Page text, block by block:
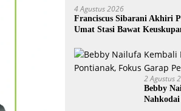
4 Agustus 2026
Franciscus Sibarani Akhiri
Umat Stasi Bawat
2 Agustus
Bebby